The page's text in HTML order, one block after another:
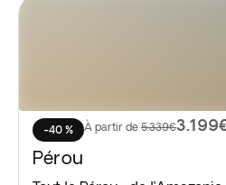
-40 % À partir de 5.339€
Pérou